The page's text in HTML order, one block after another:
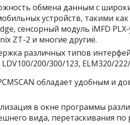
обмена данным с
устройств, такими
сенсорный модуль iMFD
ZT-2 и многие другие.
различных типов
LDV100/200/300/123, ELM320/
обладает удобным и
в окне программы
вида, перетаскивания